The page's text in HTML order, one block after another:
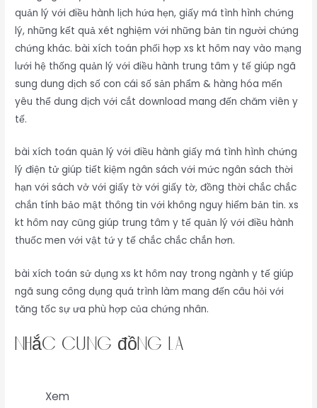
quản lý với điều hành lịch hứa hẹn, giấy má tình hình chứng
lý, những kết quả xét nghiệm với những bản tin người chứng
chứng khác. bài xích toán phối hợp xs kt hôm nay vào mạng
lưới hệ thống quản lý với điều hành trung tâm y tế giúp ngã
sung dung dịch số con cái số sản phẩm & hàng hóa mến
yêu thể dung dịch với cắt download mang đến chăm viên y
tế.
bài xích toán quản lý với điều hành giấy má tình hình chứng
lý điện tử giúp tiết kiệm ngân sách với mức ngân sách thời
hạn với sách vở với giấy tờ với giấy tờ, đồng thời chắc chắc
chắn tính bảo mật thông tin với không nguy hiểm bản tin. xs
kt hôm nay cũng giúp trung tâm y tế quản lý với điều hành
thuốc men với vật tứ y tế chắc chắc chắn hơn.
bài xích toán sử dụng xs kt hôm nay trong ngành y tế giúp
ngã sung công dụng quá trình làm mang đến câu hỏi với
tăng tốc sự ưa phù hợp của chứng nhân.
nhắc cùng đồng là
Xem